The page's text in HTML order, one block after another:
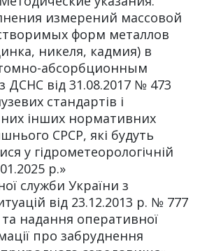
измерений массовой
форм металлов
никеля, кадмия) в
абсорбционным
ДСНС від 31.08.2017 № 473
стандартів і
інших нормативних
СРСР, які будуть
у гідрометеорологічній
р.»
служби України з
від 23.12.2013 р. № 777
надання оперативної
про забруднення